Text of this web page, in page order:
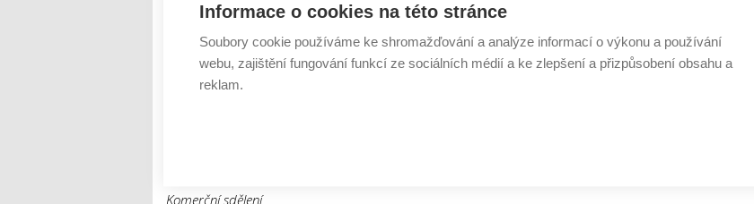
dluhopisy nabízejí ve srovnání s ostatními typy cenných papírů zajímavý výnos, a to kolem dvou
až čtyř procent. Ty rizikovější dokonce až kolem deseti procent.„Z hlediska jistoty a bezpečnosti
jsou pak nejlepší variantou takzvaně termínované vklady, jejich úrok se však pohybuje maximálně kolem
dvou procent. Tento typ investice je proto vhodný zejména pro konzervativce, kterým snižuje riziko ztráty
Komerční sdělení
Informace o cookies na této stránce
Soubory cookie používáme ke shromažďování a analýze informací o výkonu a používání
webu, zajištění fungování funkcí ze sociálních médií a ke zlepšení a přizpůsobení obsahu a
reklam.